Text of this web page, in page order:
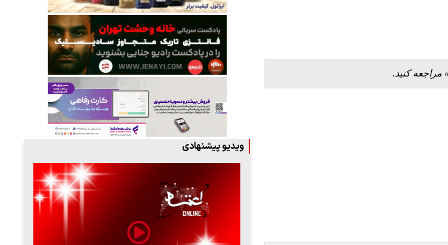
مراجعه کنید.
ویدیو پیشنهادی